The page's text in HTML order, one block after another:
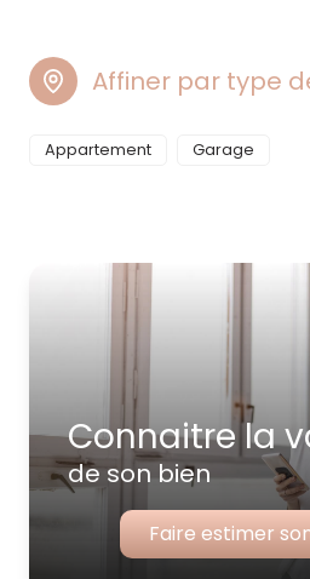
Affiner par type
Appartement Garage
Connaitre la
de son bien
Faire estimer